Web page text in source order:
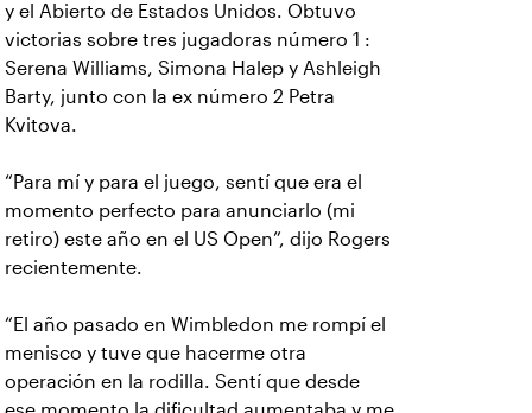
y el Abierto de Estados Unidos. Obtuvo
victorias sobre tres jugadoras número 1 :
Serena Williams, Simona Halep y Ashleigh
Barty, junto con la ex número 2 Petra
Kvitova.
“Para mí y para el juego, sentí que era el
momento perfecto para anunciarlo (mi
retiro) este año en el US Open”, dijo Rogers
recientemente.
“El año pasado en Wimbledon me rompí el
menisco y tuve que hacerme otra
operación en la rodilla. Sentí que desde